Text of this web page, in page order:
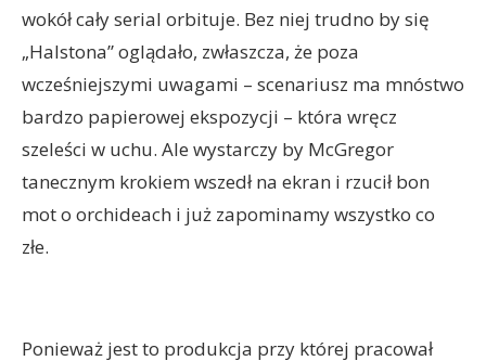
wokół cały serial orbituje. Bez niej trudno by się
„Halstona” oglądało, zwłaszcza, że poza
wcześniejszymi uwagami – scenariusz ma mnóstwo
bardzo papierowej ekspozycji – która wręcz
szeleści w uchu. Ale wystarczy by McGregor
tanecznym krokiem wszedł na ekran i rzucił bon
mot o orchideach i już zapominamy wszystko co
złe.
Ponieważ jest to produkcja przy której pracował